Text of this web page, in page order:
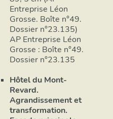
Entreprise Léon
Grosse. Boîte n°49.
Dossier n°23.135)
AP Entreprise Léon
Grosse : Boîte n°49.
Dossier n°23.135
Hôtel du Mont-
Revard.
Agrandissement et
transformation.